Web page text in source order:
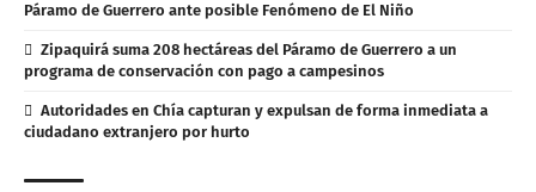
Páramo de Guerrero ante posible Fenómeno de El Niño
Zipaquirá suma 208 hectáreas del Páramo de Guerrero a un
programa de conservación con pago a campesinos
Autoridades en Chía capturan y expulsan de forma inmediata a
ciudadano extranjero por hurto